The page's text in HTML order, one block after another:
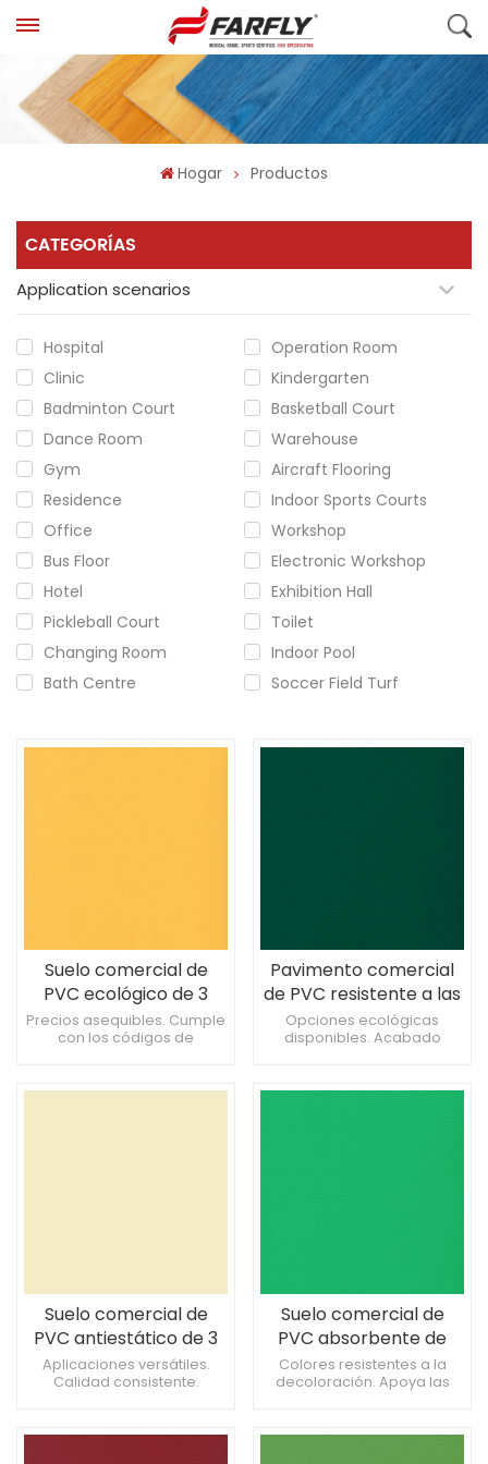
Hogar Productos
CATEGORÍAS
Application scenarios
Hospital
Operation Room
Clinic
Kindergarten
Badminton Court
Basketball Court
Dance Room
Warehouse
Gym
Aircraft Flooring
Residence
Indoor Sports Courts
Office
Workshop
Bus Floor
Electronic Workshop
Hotel
Exhibition Hall
Pickleball Court
Toilet
Changing Room
Indoor Pool
Bath Centre
Soccer Field Turf
Suelo comercial de
PVC ecológico de 3
mm para oficinas
Precios asequibles. Cumple
con los códigos de
pie.
Pavimento comercial
de PVC resistente a las
manchas de 2 mm
para salas de música
Opciones ecológicas
disponibles. Acabado
industriales.
Suelo comercial de
PVC antiestático de 3
mm para salas de arte
Aplicaciones versátiles.
Calidad consistente.
Suelo comercial de
PVC absorbente de
golpes de 2 mm para
laboratorios de
Colores resistentes a la
decoloración. Apoya las
estabilidad dimensional.